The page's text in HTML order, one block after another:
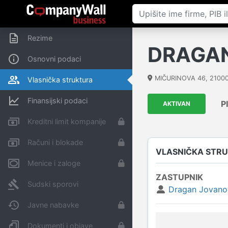
Rezime
Osnovni podaci
Vlasnička struktura
Finansijski podaci
Kreditni limit kompanije
Računi i blokade
Menice i zaloge
Sudski sporovi
Javne nabavke
Dokumenti i objave
MIČURINOVA 46,
AKTIVAN
VLASNIČKA
ZASTUPNIK
Dragan